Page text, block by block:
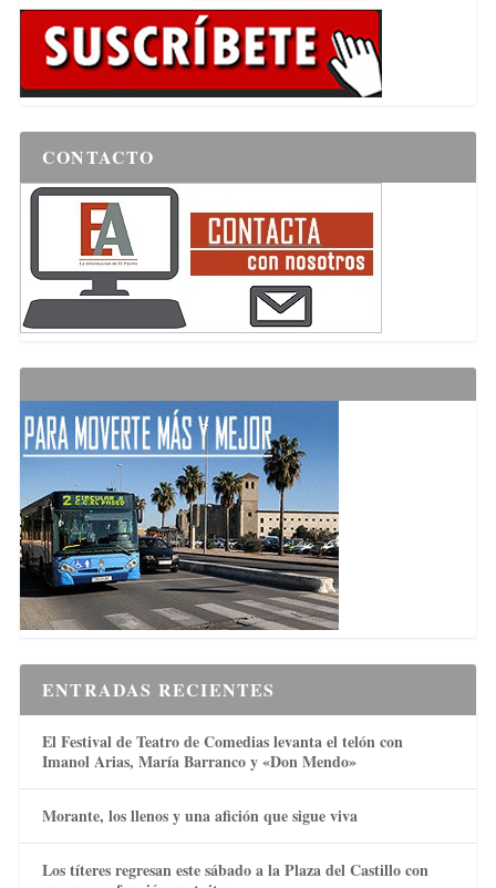
CONTACTO
ENTRADAS RECIENTES
El Festival de Teatro de Comedias levanta el telón con
Imanol Arias, María Barranco y «Don Mendo»
Morante, los llenos y una afición que sigue viva
Los títeres regresan este sábado a la Plaza del Castillo con